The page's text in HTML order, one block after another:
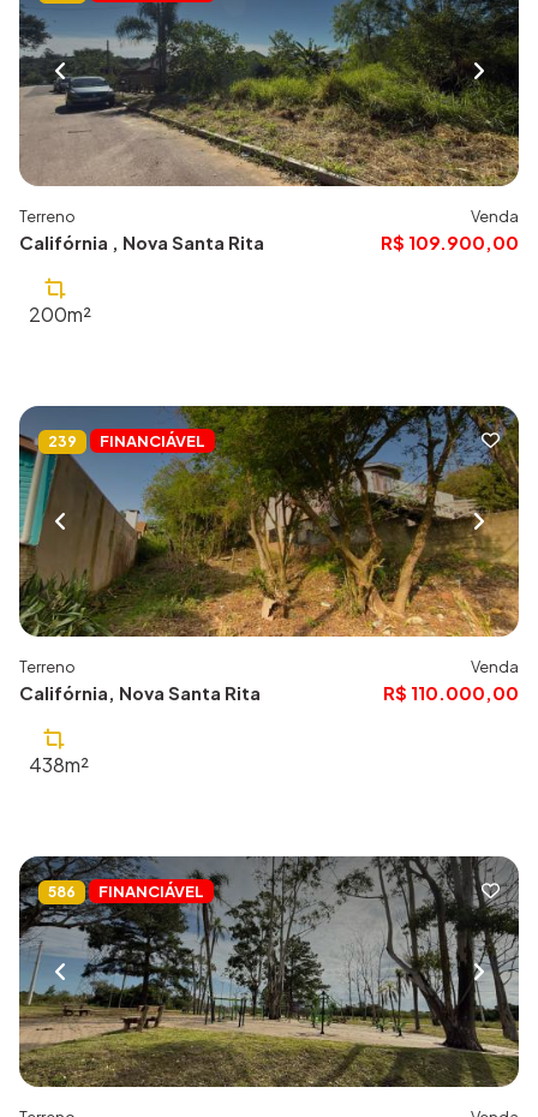
Terreno
Califórnia , Nova Santa Rita
Venda
R$ 109.900,00
200m²
239 FINANCIÁVEL
Terreno
Califórnia, Nova Santa Rita
Venda
R$ 110.000,00
438m²
586 FINANCIÁVEL